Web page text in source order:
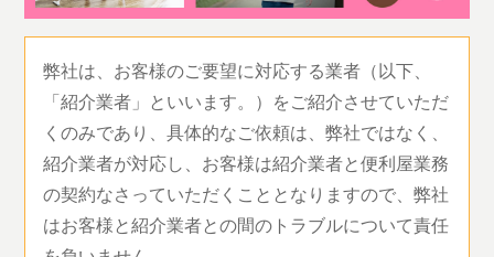
弊社は、お客様のご要望に対応する業者（以下、
「紹介業者」といいます。）をご紹介させていただ
くのみであり、具体的なご依頼は、弊社ではなく、
紹介業者が対応し、お客様は紹介業者と便利屋業務
の契約なさっていただくこととなりますので、弊社
はお客様と紹介業者との間のトラブルについて責任